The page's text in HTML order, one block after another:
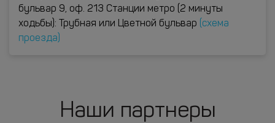
бульвар 9, оф. 213 Станции метро (2 минуты
ходьбы): Трубная или Цветной бульвар
(схема
проезда)
Наши партнеры